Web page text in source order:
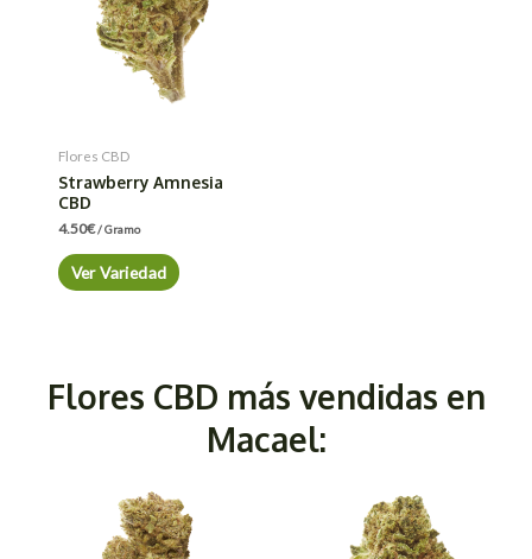
Flores CBD
Strawberry Amnesia
CBD
4.50€/ Gramo
Ver Variedad
Flores CBD más vendidas en
Macael: